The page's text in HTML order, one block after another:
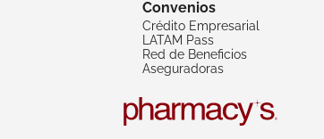
Convenios
Crédito Empresarial
LATAM Pass
Red de Beneficios
Aseguradoras